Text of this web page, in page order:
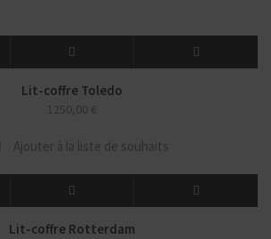
Lit-coffre Toledo
1250,00 €
Ajouter à la liste de souhaits
Lit-coffre Rotterdam